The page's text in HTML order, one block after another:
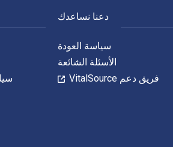
دعنا نساعدك
سياسة العودة
الأسئلة الشائعة
فريق دعم VitalSource